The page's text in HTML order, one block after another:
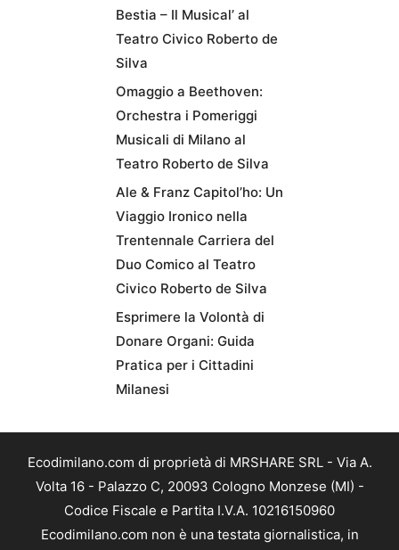
Bestia – Il Musical’ al
Teatro Civico Roberto de
Silva
Omaggio a Beethoven:
Orchestra i Pomeriggi
Musicali di Milano al
Teatro Roberto de Silva
Ale & Franz Capitol’ho: Un
Viaggio Ironico nella
Trentennale Carriera del
Duo Comico al Teatro
Civico Roberto de Silva
Esprimere la Volontà di
Donare Organi: Guida
Pratica per i Cittadini
Milanesi
Ecodimilano.com di proprietà di MRSHARE SRL - Via A.
Volta 16 - Palazzo C, 20093 Cologno Monzese (MI) -
Codice Fiscale e Partita I.V.A. 10216150960
Ecodimilano.com non è una testata giornalistica, in